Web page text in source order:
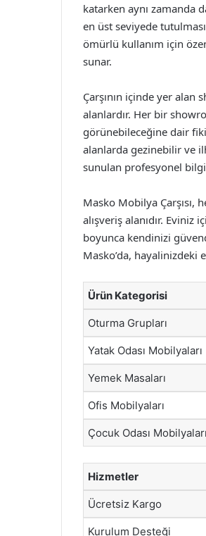
katarken aynı zamanda
en üst seviyede
ömürlü kullanım için
sunar.
Çarşının içinde yer
alanlardır. Her bir
görünebileceğine dair
alanlarda gezinebilir ve
sunulan profesyonel bilgi
Masko Mobilya Çarşısı,
alışveriş alanıdır.
boyunca kendinizi
Masko’da, hayalinizdeki
Ürün Kategorisi
Oturma Grupları
Yatak Odası Mobilyaları
Yemek Masaları
Ofis Mobilyaları
Çocuk Odası Mobilyaları
Hizmetler
Ücretsiz Kargo
Kurulum Desteği